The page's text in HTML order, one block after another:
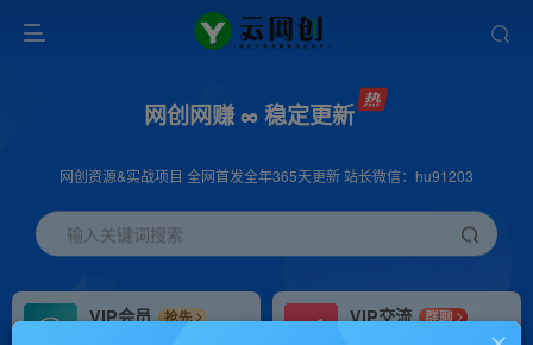
网创网赚 ∞ 稳定更新
网创资源&实战项目 全网首发全年365天更新 站长微信：hu91203
输入关键词搜索
VIP会员
抢先
VIP交流
群聊